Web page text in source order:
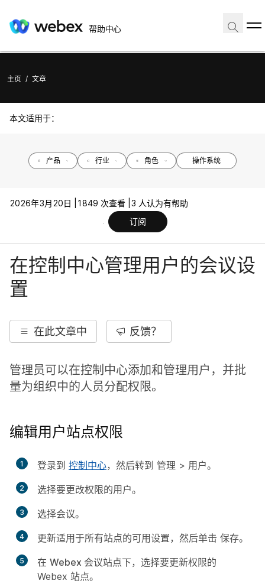
帮助中心
主页 / 文章
本文适用于：
产品 行业 角色 操作系统
2026年3月20日 | 1849 次查看 | 3 人认为有帮助
订阅
在控制中心管理用户的会议设
置
在此文章中 反馈？
管理员可以在控制中心添加和管理用户，并批
量为组织中的人员分配权限。
编辑用户站点权限
1 登录到 控制中心，然后转到 管理 > 用户。
2 选择要更改权限的用户。
3 选择会议。
4 更新适用于所有站点的可用设置，然后单击 保存。
5 在 Webex 会议站点下，选择要更新权限的
Webex 站点。